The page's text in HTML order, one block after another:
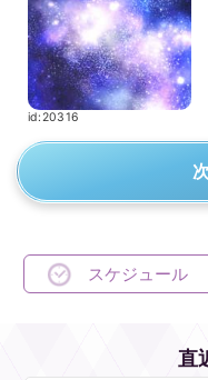
id:20316
スケジュール
直